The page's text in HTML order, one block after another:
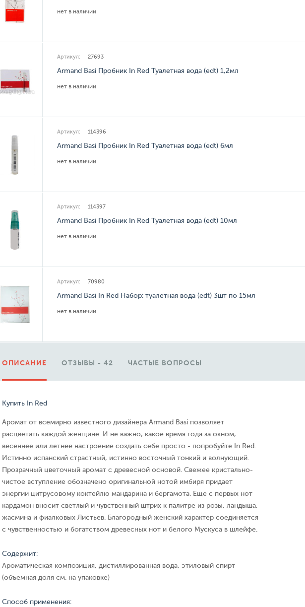
нет в наличии
Артикул: 27693
Armand Basi Пробник In Red Туалетная вода (edt) 1,2мл
нет в наличии
Артикул: 114396
Armand Basi Пробник In Red Туалетная вода (edt) 6мл
нет в наличии
Артикул: 114397
Armand Basi Пробник In Red Туалетная вода (edt) 10мл
нет в наличии
Артикул: 70980
Armand Basi In Red Набор: туалетная вода (edt) 3шт по 15мл
нет в наличии
ОПИСАНИЕ ОТЗЫВЫ - 42 ЧАСТЫЕ ВОПРОСЫ
Купить In Red
Аромат от всемирно известного дизайнера Armand Basi позволяет
расцветать каждой женщине. И не важно, какое время года за окном,
весеннее или летнее настроение создать себе просто - попробуйте In Red.
Истинно испанский страстный, истинно восточный тонкий и волнующий.
Прозрачный цветочный аромат с древесной основой. Свежее кристально-
чистое вступление обозначено оригинальной нотой имбиря придает
энергии цитрусовому коктейлю мандарина и бергамота. Еще с первых нот
кардамон вносит светлый и чувственный штрих к палитре из розы, ландыша,
жасмина и фиалковых Листьев. Благородный женский характер соединяется
с чувственностью и богатством древесных нот и белого Мускуса в шлейфе.
Содержит:
Ароматическая композиция, дистиллированная вода, этиловый спирт
(объемная доля см. на упаковке)
Способ применения: